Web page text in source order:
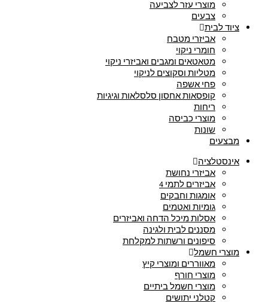
מוצרי עזר לצביעה
צבעים
ציוד לבית
אביזרי מטבח
חומרי ניקוי
מטאטאים ומגבים ואביזרי ניקוי
מטליות וסקוצים לניקוי
פחי אשפה
קופסאות אחסון סלסלאות וגיגיות
ריחות
מוצרי כביסה
שונות
מבצעים
אינסטלציה
אביזרי נחושת
אביזרים לתמי 4
אומגות וחבקים
גומיות ואטמים
אסלות מיכל הדחה ואביזרים
מסננים לבית ולגינה
סיפונים ורשתות למקלחת
מוצרי חשמל
מאווררים ומוצרי קיץ
מוצרי חורף
מוצרי חשמל ביתיים
קטלני יתושים